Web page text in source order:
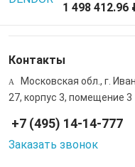
1 498 412.96
Контакты
Московская обл., г.
27, корпус 3, помещение 3
+7 (495) 14-14-777
Заказать звонок